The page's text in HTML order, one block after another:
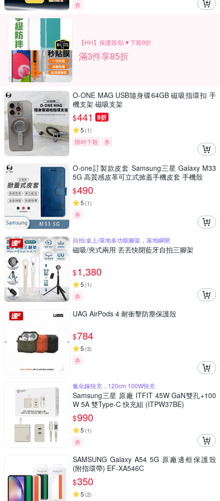
券
【HH】保護殼/貼▼下殺9折
滿3件享85折
O-ONE MAG USB隨身碟64GB 磁吸指環扣 手
機支架 磁吸支架
$441 9折
5 (1)
限時下殺 券
O-one訂製款皮套 Samsung三星 Galaxy M33
5G 高質感皮革可立式掀蓋手機皮套 手機殼
$490
5 (1)
券
自拍/桌上/落地多功能腳架，落地瞬開
磁吸/夾式兩用 丟丟快開藍牙自拍三腳架
$1,380
5 (1)
券
UAG AirPods 4 耐衝擊防塵保護殼
$784
5 (3)
券
氮化鎵快充，120cm 100W快充
Samsung三星 原廠 ITFIT 45W GaN雙孔+100
W 5A 雙Type-C 快充組 (ITPW37BE)
$990
5 (1)
券
SAMSUNG Galaxy A54 5G 原廠邊框保護殼
(附指環帶) EF-XA546C
$350
5 (2)